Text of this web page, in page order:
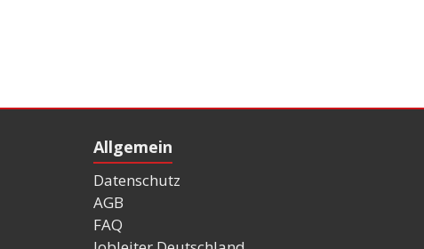
Allgemein
Datenschutz
AGB
FAQ